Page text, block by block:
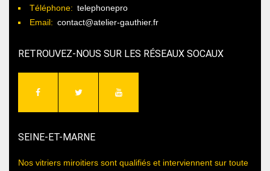
Téléphone: telephonepro
Email: contact@atelier-gauthier.fr
RETROUVEZ-NOUS SUR LES RÉSEAUX SOCAUX
SEINE-ET-MARNE
Nos vitriers miroitiers sont qualifiés et interviennent sur toute